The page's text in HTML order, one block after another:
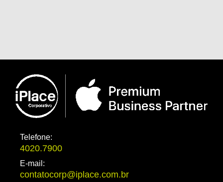
Telefone:
4020.7900
E-mail:
contatocorp@iplace.com.br